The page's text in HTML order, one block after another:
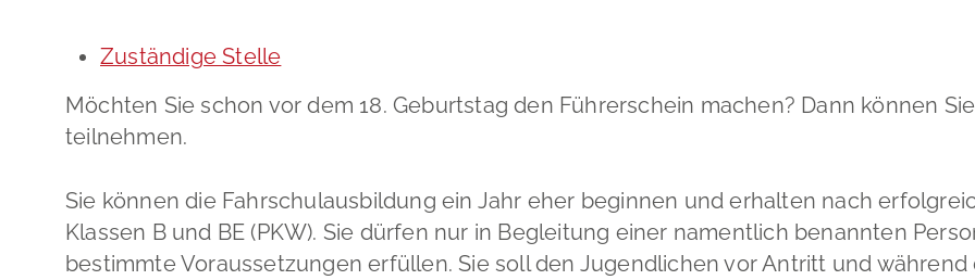
Zuständige Stelle
Möchten Sie schon vor dem 18. Geburtstag den Führerschein machen? Dann können Sie
teilnehmen.
Sie können die Fahrschulausbildung ein Jahr eher beginnen und erhalten nach
Klassen B und BE (PKW). Sie dürfen nur in Begleitung einer namentlich benannten
bestimmte Voraussetzungen erfüllen. Sie soll den Jugendlichen vor Antritt und während